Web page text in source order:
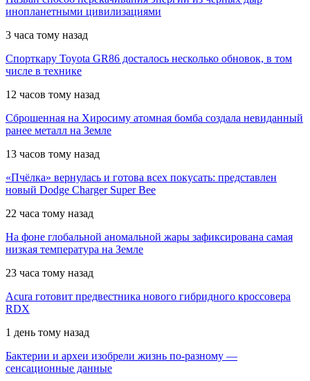
инопланетными цивилизациями
3 часа тому назад
Спорткару Toyota GR86 досталось несколько обновок, в том
числе в технике
12 часов тому назад
Сброшенная на Хиросиму атомная бомба создала невиданный
ранее металл на Земле
13 часов тому назад
«Пчёлка» вернулась и готова всех покусать: представлен
новый Dodge Charger Super Bee
22 часа тому назад
На фоне глобальной аномальной жары зафиксирована самая
низкая температура на Земле
23 часа тому назад
Acura готовит предвестника нового гибридного кроссовера
RDX
1 день тому назад
Бактерии и археи изобрели жизнь по-разному —
сенсационные данные